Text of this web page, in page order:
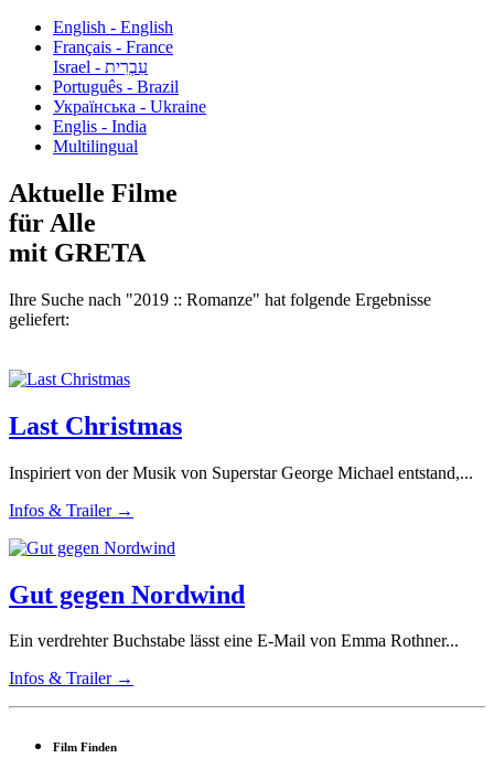
English - English
Français - France
עִבְרִית - Israel
Português - Brazil
Українська - Ukraine
Englis - India
Multilingual
Aktuelle Filme
für Alle
mit GRETA
Ihre Suche nach "2019 :: Romanze" hat folgende Ergebnisse
geliefert:
Last Christmas
Inspiriert von der Musik von Superstar George Michael entstand,...
Infos & Trailer →
Gut gegen Nordwind
Ein verdrehter Buchstabe lässt eine E-Mail von Emma Rothner...
Infos & Trailer →
Film Finden